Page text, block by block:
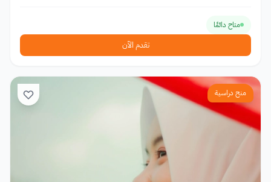
متاح دائمًا
تقدم الآن
منح دراسية